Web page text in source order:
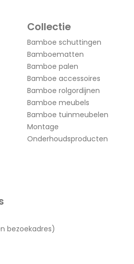
Collectie
Bamboe schuttingen
Bamboematten
Bamboe palen
Bamboe accessoires
Bamboe rolgordijnen
Bamboe meubels
Bamboe tuinmeubelen
Montage
Onderhoudsproducten
bezoekadres)